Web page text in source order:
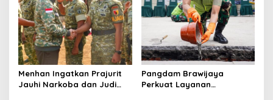
Menhan Ingatkan Prajurit
Jauhi Narkoba dan Judi
Pangdam Brawijaya
Perkuat Layanan